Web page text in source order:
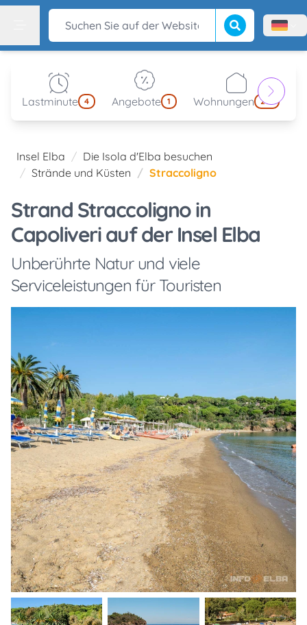
Suchen Sie auf der Website Suche beginnen
Menù
Lastminute 4 Angebote 1 Wohnungen 214
Insel Elba
Die Isola d'Elba besuchen
Strände und Küsten
Straccoligno
Strand Straccoligno in
Capoliveri auf der Insel Elba
Unberührte Natur und viele
Serviceleistungen für Touristen